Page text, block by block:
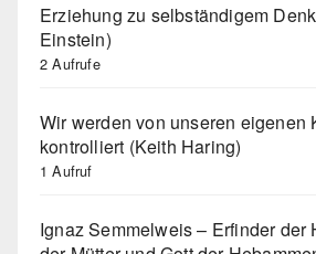
Erziehung zu selbständigem
Einstein)
2 Aufrufe
Wir werden von unseren eigenen
kontrolliert (Keith Haring)
1 Aufruf
Ignaz Semmelweis – Erfinder der